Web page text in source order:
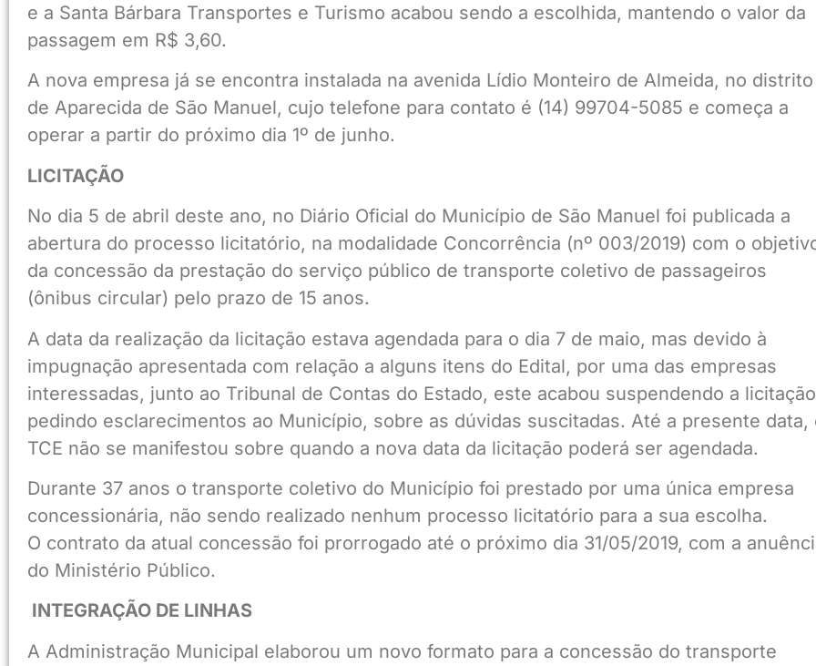
e a Santa Bárbara Transportes e Turismo acabou sendo a escolhida, mantendo o valor da
passagem em R$ 3,60.
A nova empresa já se encontra instalada na avenida Lídio Monteiro de Almeida, no distrito
de Aparecida de São Manuel, cujo telefone para contato é (14) 99704-5085 e começa a
operar a partir do próximo dia 1º de junho.
LICITAÇÃO
No dia 5 de abril deste ano, no Diário Oficial do Município de São Manuel foi publicada a
abertura do processo licitatório, na modalidade Concorrência (nº 003/2019) com o
da concessão da prestação do serviço público de transporte coletivo de passageiros
(ônibus circular) pelo prazo de 15 anos.
A data da realização da licitação estava agendada para o dia 7 de maio, mas devido à
impugnação apresentada com relação a alguns itens do Edital, por uma das empresas
interessadas, junto ao Tribunal de Contas do Estado, este acabou suspendendo a
pedindo esclarecimentos ao Município, sobre as dúvidas suscitadas. Até a presente data,
TCE não se manifestou sobre quando a nova data da licitação poderá ser agendada.
Durante 37 anos o transporte coletivo do Município foi prestado por uma única empresa
concessionária, não sendo realizado nenhum processo licitatório para a sua escolha.
O contrato da atual concessão foi prorrogado até o próximo dia 31/05/2019, com a
do Ministério Público.
INTEGRAÇÃO DE LINHAS
A Administração Municipal elaborou um novo formato para a concessão do transporte